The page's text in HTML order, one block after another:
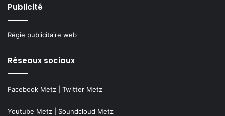
Publicité
Régie publicitaire web
Réseaux sociaux
Facebook Metz Twitter Metz
Youtube Metz Soundcloud Metz